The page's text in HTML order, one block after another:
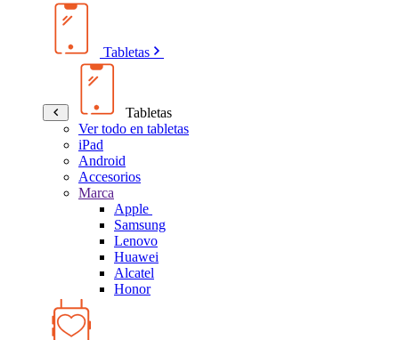
Tabletas
Tabletas
Ver todo en tabletas
iPad
Android
Accesorios
Marca
Apple
Samsung
Lenovo
Huawei
Alcatel
Honor